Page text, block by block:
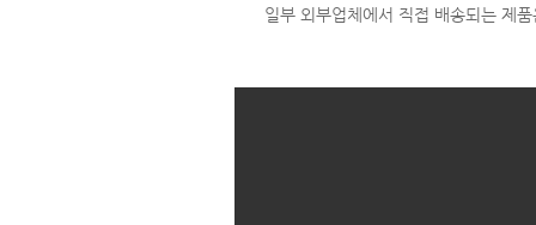
일부 외부업체에서 직접 배송되는 제